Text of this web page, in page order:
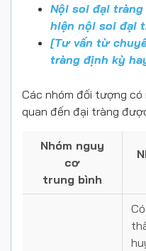
Nội soi đại
hiện nội soi đại
[Tư vấn từ
tràng định kỳ
Các nhóm đối tượng
quan đến đại tràng
Nhóm nguy
cơ
trung bình